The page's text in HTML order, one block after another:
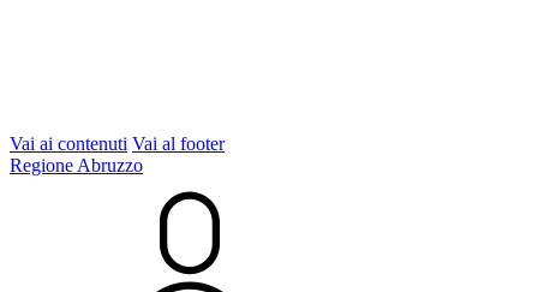
Vai ai contenuti Vai al footer
Regione Abruzzo